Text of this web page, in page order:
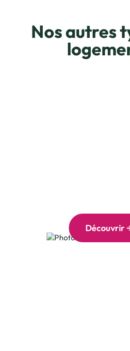
Nos autres
Découvrir